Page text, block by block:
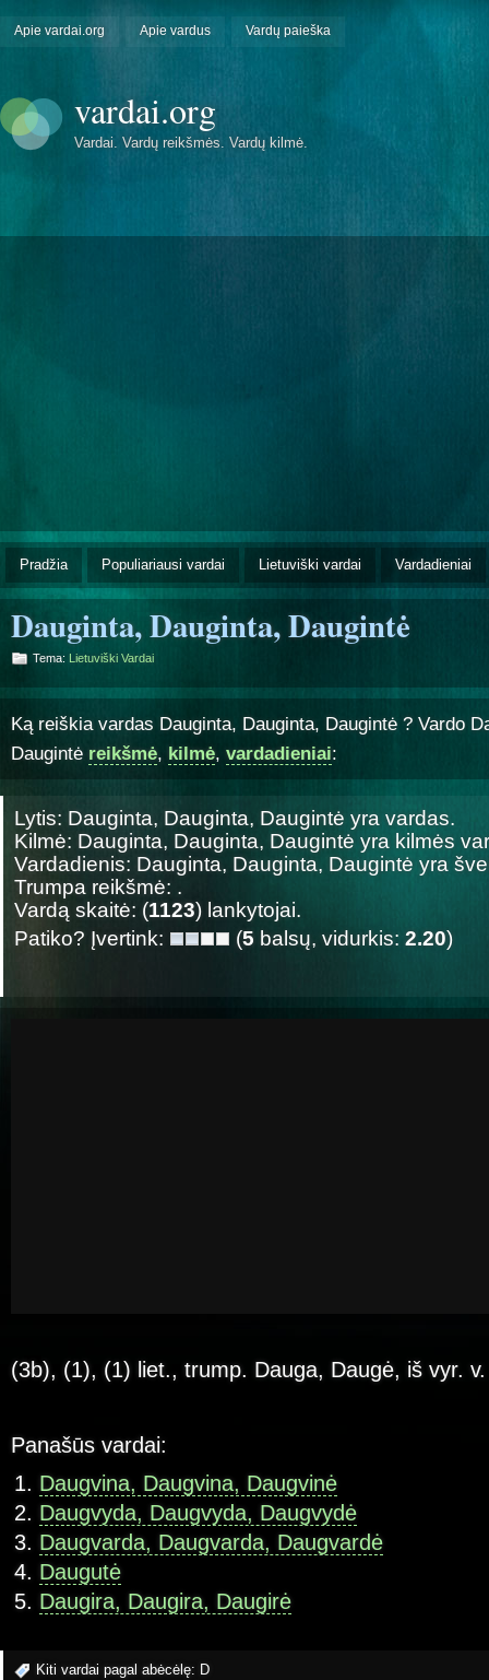
Apie vardai.org Apie vardus Vardų paieška
vardai.org
Vardai. Vardų reikšmės. Vardų kilmė.
Pradžia Populiariausi vardai Lietuviški vardai Vardadieniai
Dauginta, Dauginta, Daugintė
Tema: Lietuviški Vardai
Ką reiškia vardas Dauginta, Dauginta, Daugintė ? Vardo
Daugintė reikšmė, kilmė, vardadieniai:
Lytis: Dauginta, Dauginta, Daugintė yra vardas.
Kilmė: Dauginta, Dauginta, Daugintė yra kilmės
Vardadienis: Dauginta, Dauginta, Daugintė yra
Trumpa reikšmė: .
Vardą skaitė: (1123) lankytojai.
Patiko? Įvertink:
(5 balsų, vidurkis: 2.20)
(3b), (1), (1) liet., trump. Dauga, Daugė, iš vyr.
Panašūs vardai:
Daugvina, Daugvina, Daugvinė
Daugvyda, Daugvyda, Daugvydė
Daugvarda, Daugvarda, Daugvardė
Daugutė
Daugira, Daugira, Daugirė
Kiti vardai pagal abėcėlę: D